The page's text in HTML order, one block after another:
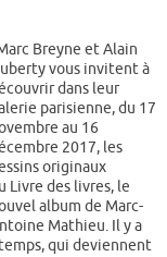
Breyne et Alain
vous invitent à
dans leur
parisienne, du 17
au 16
2017, les
originaux
Livre des livres, le
album de Marc-
Mathieu. Il y a
qui deviennent